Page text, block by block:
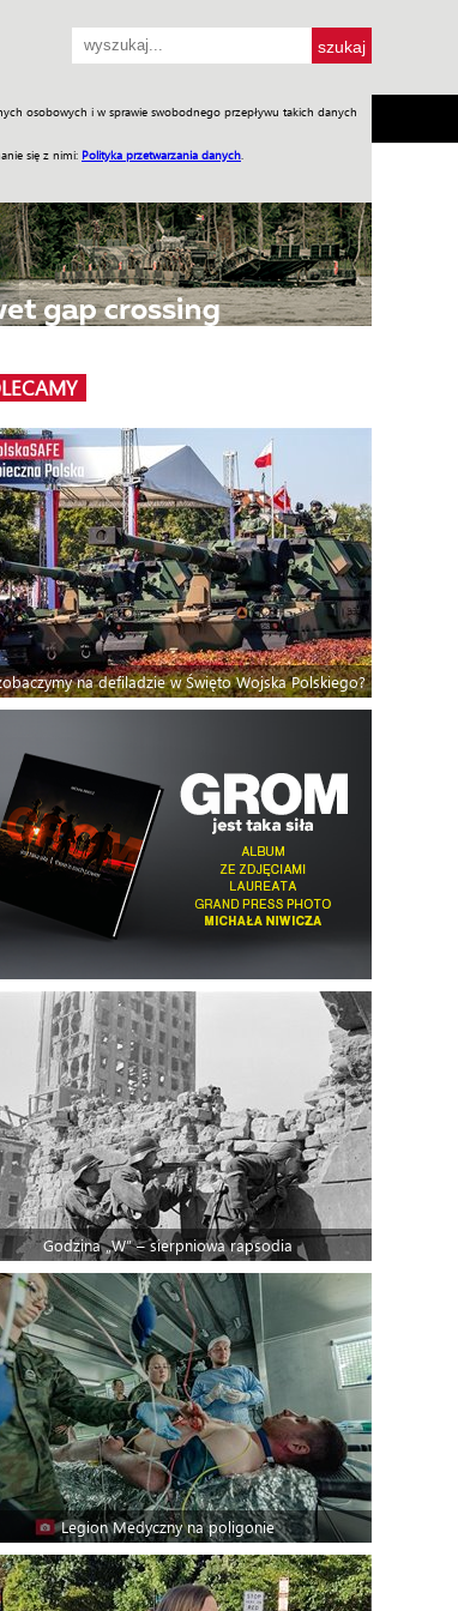
osobowych i w sprawie swobodnego przepływu takich danych
się z nimi: Polityka przetwarzania danych
Jednodniówki Praca w WIW
na defiladzie w Święto Wojska Polskiego?
Godzina „W” – sierpniowa rapsodia
Legion Medyczny na poligonie